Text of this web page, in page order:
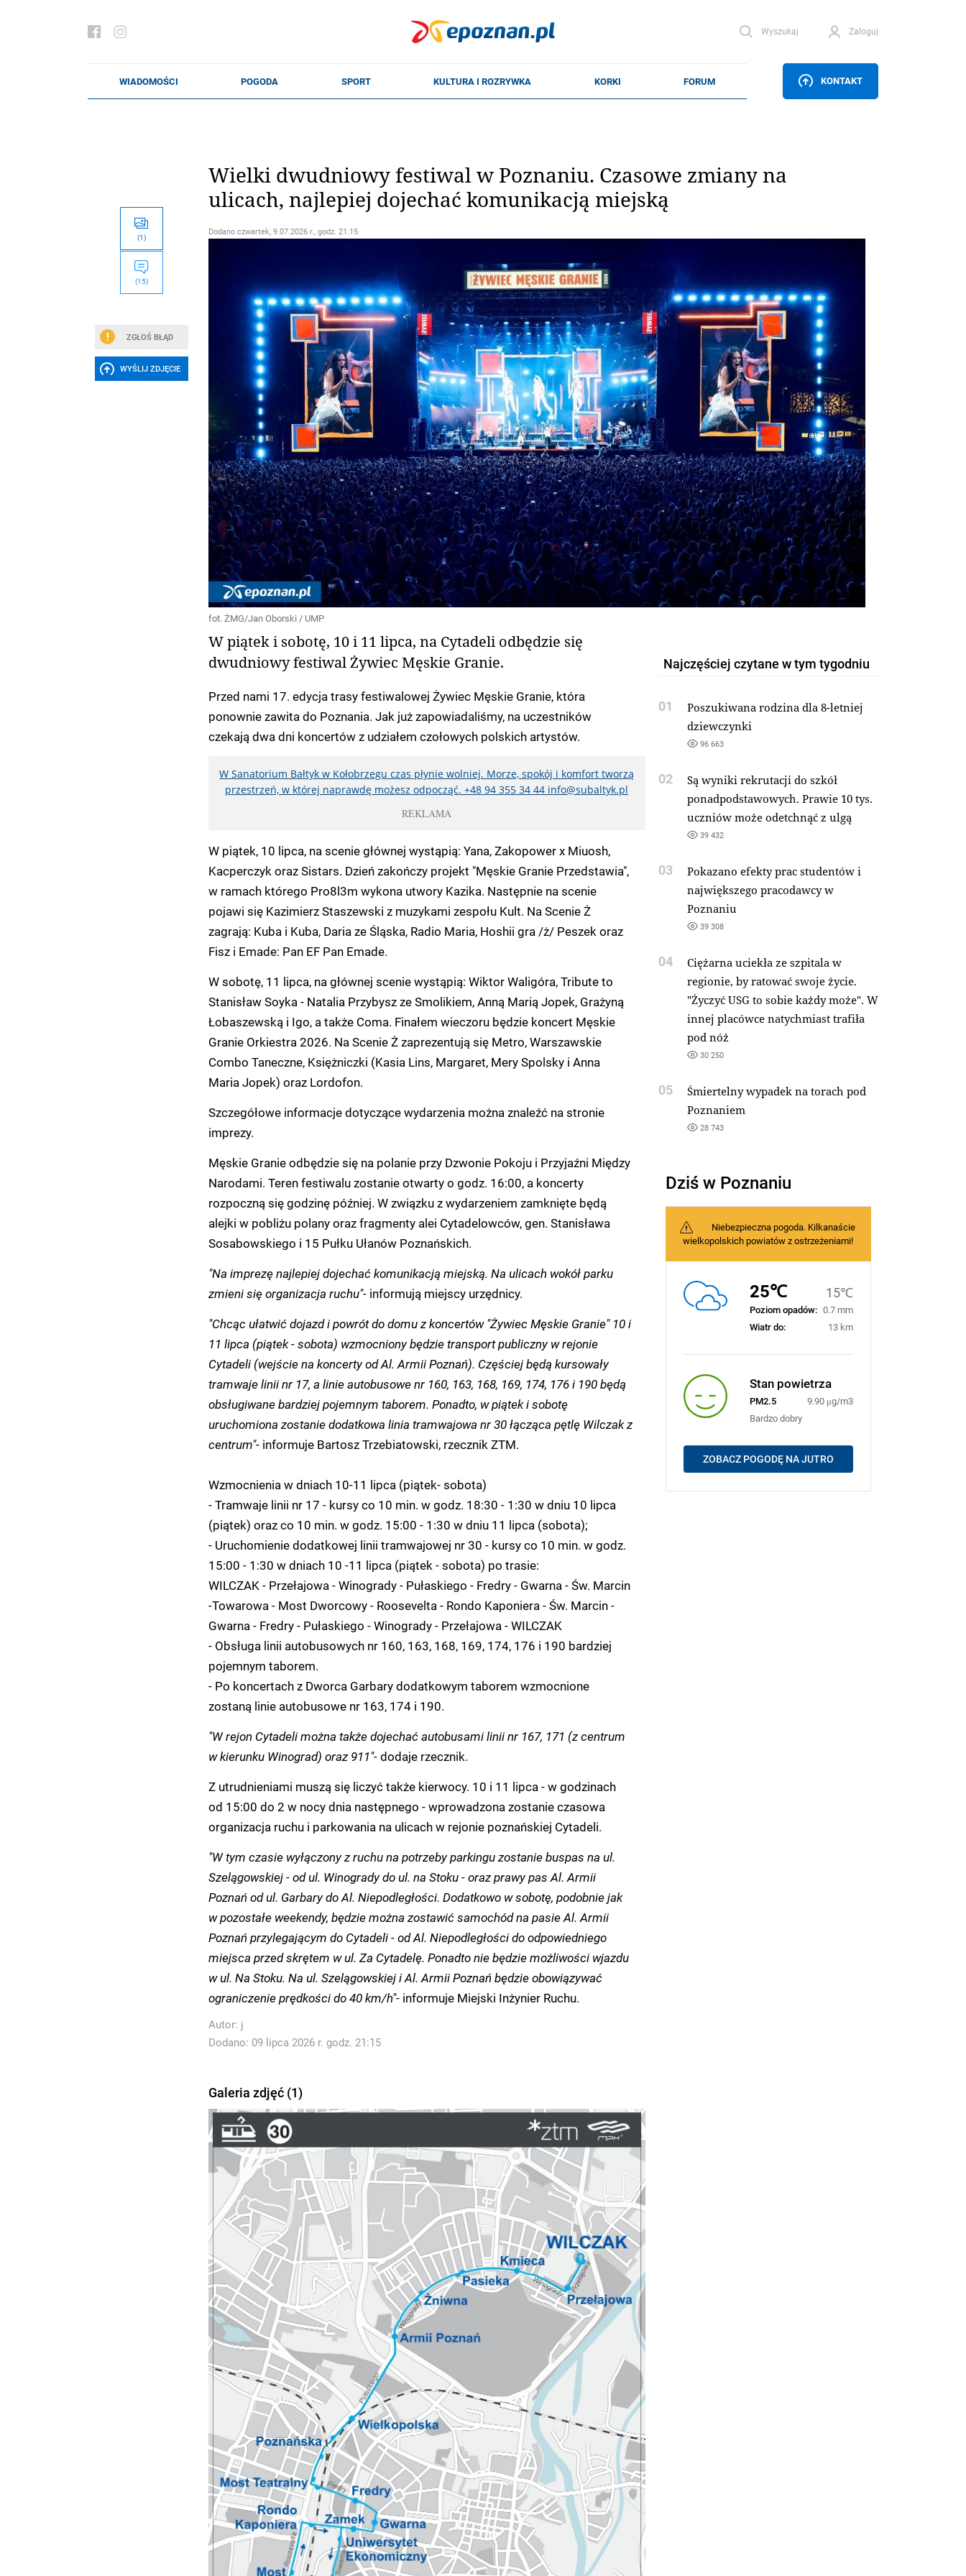
Wyszukaj Zaloguj
KONTAKT
(1)
(15)
ZGŁOŚ BŁĄD
WYŚLIJ ZDJĘCIE
Wielki dwudniowy festiwal w Poznaniu. Czasowe zmiany na
ulicach, najlepiej dojechać komunikacją miejską
Dodano czwartek, 9.07.2026 r., godz. 21.15
fot. ŻMG/Jan Oborski / UMP
W piątek i sobotę, 10 i 11 lipca, na Cytadeli odbędzie się
dwudniowy festiwal Żywiec Męskie Granie.
Przed nami 17. edycja trasy festiwalowej Żywiec Męskie Granie, która
ponownie zawita do Poznania. Jak już zapowiadaliśmy, na uczestników
czekają dwa dni koncertów z udziałem czołowych polskich artystów.
W Sanatorium Bałtyk w Kołobrzegu czas płynie wolniej. Morze, spokój i komfort tworzą
przestrzeń, w której naprawdę możesz odpocząć. +48 94 355 34 44 info@subaltyk.pl
REKLAMA
W piątek, 10 lipca, na scenie głównej wystąpią: Yana, Zakopower x Miuosh,
Kacperczyk oraz Sistars. Dzień zakończy projekt "Męskie Granie Przedstawia",
w ramach którego Pro8l3m wykona utwory Kazika. Następnie na scenie
pojawi się Kazimierz Staszewski z muzykami zespołu Kult. Na Scenie Ż
zagrają: Kuba i Kuba, Daria ze Śląska, Radio Maria, Hoshii gra /ż/ Peszek oraz
Fisz i Emade: Pan EF Pan Emade.
W sobotę, 11 lipca, na głównej scenie wystąpią: Wiktor Waligóra, Tribute to
Stanisław Soyka - Natalia Przybysz ze Smolikiem, Anną Marią Jopek, Grażyną
Łobaszewską i Igo, a także Coma. Finałem wieczoru będzie koncert Męskie
Granie Orkiestra 2026. Na Scenie Ż zaprezentują się Metro, Warszawskie
Combo Taneczne, Księżniczki (Kasia Lins, Margaret, Mery Spolsky i Anna
Maria Jopek) oraz Lordofon.
Szczegółowe informacje dotyczące wydarzenia można znaleźć na stronie
imprezy.
Męskie Granie odbędzie się na polanie przy Dzwonie Pokoju i Przyjaźni Między
Narodami. Teren festiwalu zostanie otwarty o godz. 16:00, a koncerty
rozpoczną się godzinę później. W związku z wydarzeniem zamknięte będą
alejki w pobliżu polany oraz fragmenty alei Cytadelowców, gen. Stanisława
Sosabowskiego i 15 Pułku Ułanów Poznańskich.
"Na imprezę najlepiej dojechać komunikacją miejską. Na ulicach wokół parku
zmieni się organizacja ruchu"- informują miejscy urzędnicy.
"Chcąc ułatwić dojazd i powrót do domu z koncertów "Żywiec Męskie Granie" 10 i
11 lipca (piątek - sobota) wzmocniony będzie transport publiczny w rejonie
Cytadeli (wejście na koncerty od Al. Armii Poznań). Częściej będą kursowały
tramwaje linii nr 17, a linie autobusowe nr 160, 163, 168, 169, 174, 176 i 190 będą
obsługiwane bardziej pojemnym taborem. Ponadto, w piątek i sobotę
uruchomiona zostanie dodatkowa linia tramwajowa nr 30 łącząca pętlę Wilczak z
centrum"-informuje Bartosz Trzebiatowski, rzecznik ZTM.
Wzmocnienia w dniach 10-11 lipca (piątek- sobota)
- Tramwaje linii nr 17 - kursy co 10 min. w godz. 18:30 - 1:30 w dniu 10 lipca
(piątek) oraz co 10 min. w godz. 15:00 - 1:30 w dniu 11 lipca (sobota);
- Uruchomienie dodatkowej linii tramwajowej nr 30 - kursy co 10 min. w godz.
15:00 - 1:30 w dniach 10 -11 lipca (piątek - sobota) po trasie:
WILCZAK - Przełajowa - Winogrady - Pułaskiego - Fredry - Gwarna - Św. Marcin
-Towarowa - Most Dworcowy - Roosevelta - Rondo Kaponiera - Św. Marcin -
Gwarna - Fredry - Pułaskiego - Winogrady - Przełajowa - WILCZAK
- Obsługa linii autobusowych nr 160, 163, 168, 169, 174, 176 i 190 bardziej
pojemnym taborem.
- Po koncertach z Dworca Garbary dodatkowym taborem wzmocnione
zostaną linie autobusowe nr 163, 174 i 190.
"W rejon Cytadeli można także dojechać autobusami linii nr 167, 171 (z centrum
w kierunku Winograd) oraz 911"-dodaje rzecznik.
Z utrudnieniami muszą się liczyć także kierwocy. 10 i 11 lipca - w godzinach
od 15:00 do 2 w nocy dnia następnego - wprowadzona zostanie czasowa
organizacja ruchu i parkowania na ulicach w rejonie poznańskiej Cytadeli.
"W tym czasie wyłączony z ruchu na potrzeby parkingu zostanie buspas na ul.
Szelągowskiej - od ul. Winogrady do ul. na Stoku - oraz prawy pas Al. Armii
Poznań od ul. Garbary do Al. Niepodległości. Dodatkowo w sobotę, podobnie jak
w pozostałe weekendy, będzie można zostawić samochód na pasie Al. Armii
Poznań przylegającym do Cytadeli - od Al. Niepodległości do odpowiedniego
miejsca przed skrętem w ul. Za Cytadelę. Ponadto nie będzie możliwości wjazdu
w ul. Na Stoku. Na ul. Szelągowskiej i Al. Armii Poznań będzie obowiązywać
ograniczenie prędkości do 40 km/h"- informuje Miejski Inżynier Ruchu.
Autor: j
Dodano: 09 lipca 2026 r. godz. 21:15
Galeria zdjęć (1)
Najczęściej czytane w tym tygodniu
01
Poszukiwana rodzina dla 8-letniej
dziewczynki
96 663
02
Są wyniki rekrutacji do szkół
ponadpodstawowych. Prawie 10 tys.
uczniów może odetchnąć z ulgą
39 432
03
Pokazano efekty prac studentów i
największego pracodawcy w
Poznaniu
39 308
04
Ciężarna uciekła ze szpitala w
regionie, by ratować swoje życie.
"Życzyć USG to sobie każdy może". W
innej placówce natychmiast trafiła
pod nóż
30 250
05
Śmiertelny wypadek na torach pod
Poznaniem
28 743
Dziś w Poznaniu
Niebezpieczna pogoda. Kilkanaście
wielkopolskich powiatów z ostrzeżeniami!
25℃ 15℃
Poziom opadów: 0.7 mm
Wiatr do:
13 km
Stan powietrza
PM2.5
9.90 μg/m3
Bardzo dobry
ZOBACZ POGODĘ NA JUTRO